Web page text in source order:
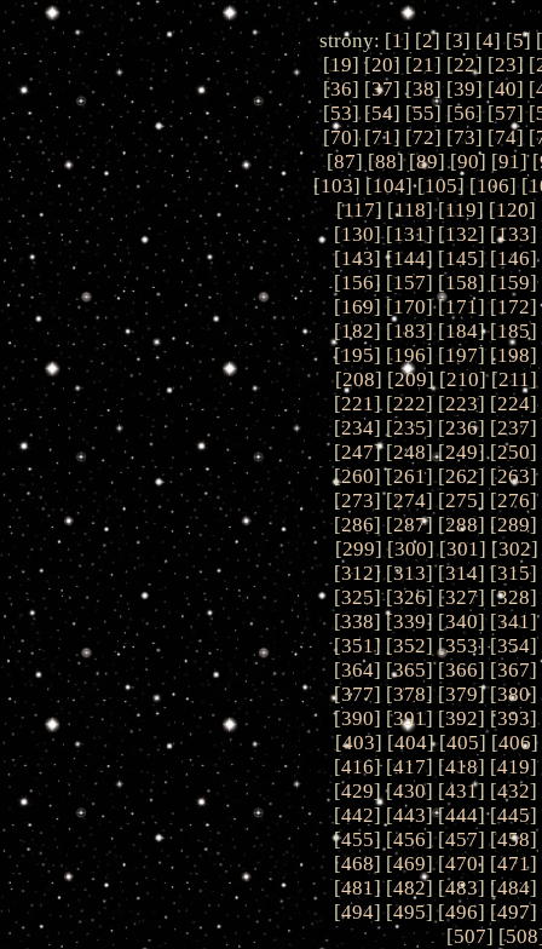
strony: [1] [2] [3] [4] [5] [
[19] [20] [21] [22] [23] [
[36] [37] [38] [39] [40] [
[53] [54] [55] [56] [57] [
[70] [71] [72] [73] [74] [
[87] [88] [89] [90] [91] [
[103] [104] [105] [106] [
[117] [118] [119] [120]
[130] [131] [132] [133]
[143] [144] [145] [146]
[156] [157] [158] [159]
[169] [170] [171] [172]
[182] [183] [184] [185]
[195] [196] [197] [198]
[208] [209] [210] [211]
[221] [222] [223] [224]
[234] [235] [236] [237]
[247] [248] [249] [250]
[260] [261] [262] [263]
[273] [274] [275] [276]
[286] [287] [288] [289]
[299] [300] [301] [302]
[312] [313] [314] [315]
[325] [326] [327] [328]
[338] [339] [340] [341]
[351] [352] [353] [354]
[364] [365] [366] [367]
[377] [378] [379] [380]
[390] [391] [392] [393]
[403] [404] [405] [406]
[416] [417] [418] [419]
[429] [430] [431] [432]
[442] [443] [444] [445]
[455] [456] [457] [458]
[468] [469] [470] [471]
[481] [482] [483] [484]
[494] [495] [496] [497]
[507] [508